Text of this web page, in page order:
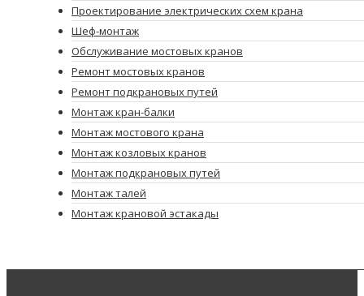
Проектирование электрических схем крана
Шеф-монтаж
Обслуживание мостовых кранов
Ремонт мостовых кранов
Ремонт подкрановых путей
Монтаж кран-балки
Монтаж мостового крана
Монтаж козловых кранов
Монтаж подкрановых путей
Монтаж талей
Монтаж крановой эстакады